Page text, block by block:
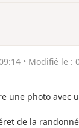
• Modifié le :
une photo avec
de la